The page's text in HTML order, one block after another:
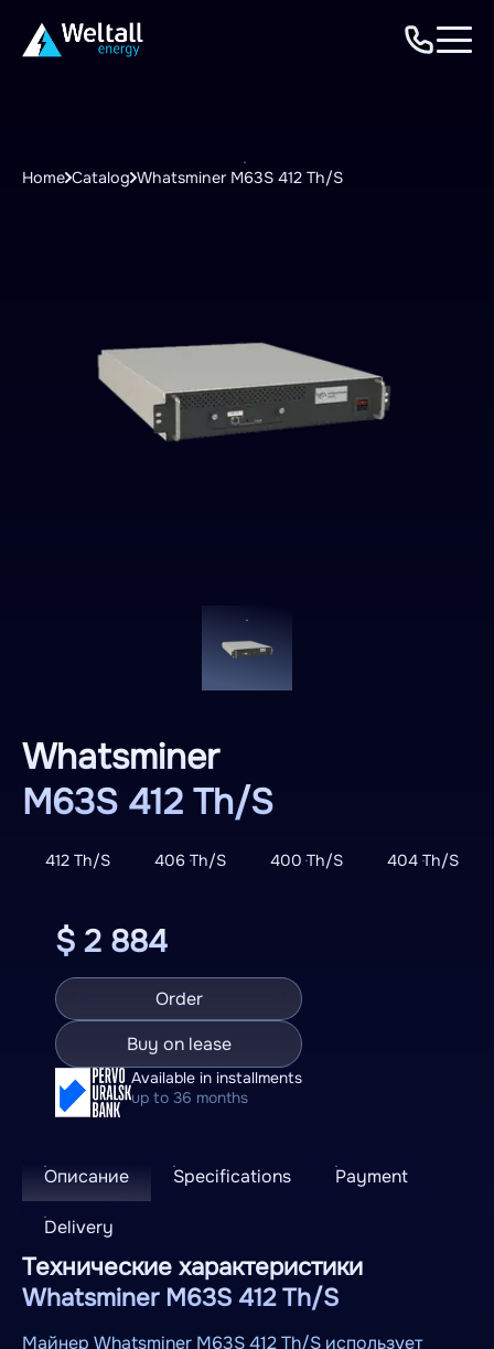
Home Catalog Whatsminer M63S 412 Th/S
Whatsminer
M63S 412 Th/S
412 Th/S 406 Th/S 400 Th/S 404 Th/S
$ 2 884
Order
Buy on lease
Available in installments
up to 36 months
Описание Specifications Payment
Delivery
Технические характеристики
Whatsminer M63S 412 Th/S
Майнер Whatsminer M63S 412 Th/S использует